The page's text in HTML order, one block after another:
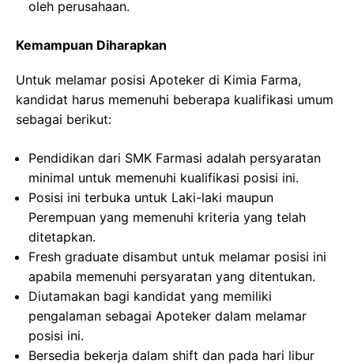
oleh perusahaan.
Kemampuan Diharapkan
Untuk melamar posisi Apoteker di Kimia Farma,
kandidat harus memenuhi beberapa kualifikasi umum
sebagai berikut:
Pendidikan dari SMK Farmasi adalah persyaratan
minimal untuk memenuhi kualifikasi posisi ini.
Posisi ini terbuka untuk Laki-laki maupun
Perempuan yang memenuhi kriteria yang telah
ditetapkan.
Fresh graduate disambut untuk melamar posisi ini
apabila memenuhi persyaratan yang ditentukan.
Diutamakan bagi kandidat yang memiliki
pengalaman sebagai Apoteker dalam melamar
posisi ini.
Bersedia bekerja dalam shift dan pada hari libur